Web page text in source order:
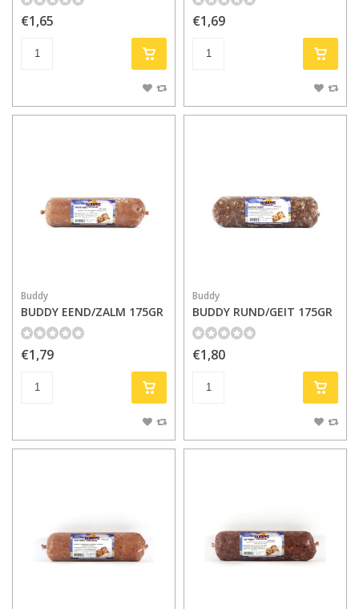
€1,65 €1,69
Buddy
BUDDY EEND/ZALM 175GR
€1,79
Buddy
BUDDY RUND/GEIT 175GR
€1,80